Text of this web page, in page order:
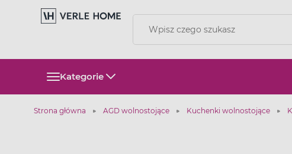
Kategorie
Strona główna AGD wolnostojące Kuchenki wolnostojące